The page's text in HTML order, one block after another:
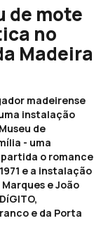
de mote
no
Madeira
madeirense
instalação
de
- uma
o romance
e a instalação
e João
e da Porta